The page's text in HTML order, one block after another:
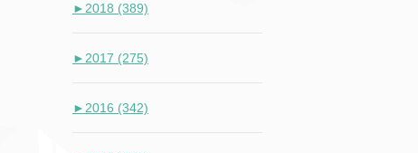
► 2018 (389)
► 2017 (275)
► 2016 (342)